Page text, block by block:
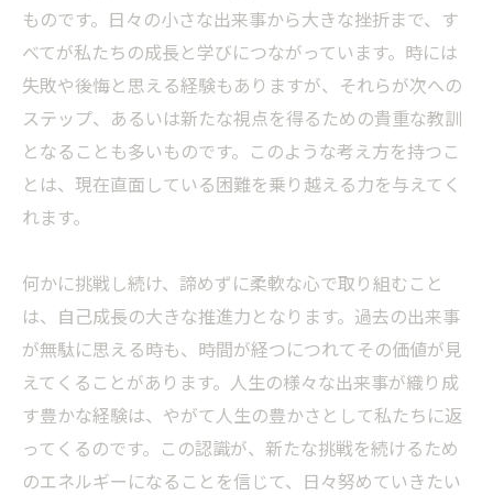
ものです。日々の小さな出来事から大きな挫折まで、す
べてが私たちの成長と学びにつながっています。時には
失敗や後悔と思える経験もありますが、それらが次への
ステップ、あるいは新たな視点を得るための貴重な教訓
となることも多いものです。このような考え方を持つこ
とは、現在直面している困難を乗り越える力を与えてく
れます。
何かに挑戦し続け、諦めずに柔軟な心で取り組むこと
は、自己成長の大きな推進力となります。過去の出来事
が無駄に思える時も、時間が経つにつれてその価値が見
えてくることがあります。人生の様々な出来事が織り成
す豊かな経験は、やがて人生の豊かさとして私たちに返
ってくるのです。この認識が、新たな挑戦を続けるため
のエネルギーになることを信じて、日々努めていきたい